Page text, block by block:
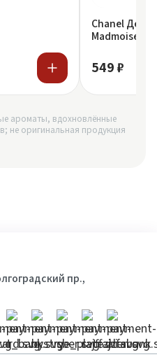
Chanel
Madmoiselle
549 ₽
ароматы, вдохновлённые
не оригинальная продукция
пр.,